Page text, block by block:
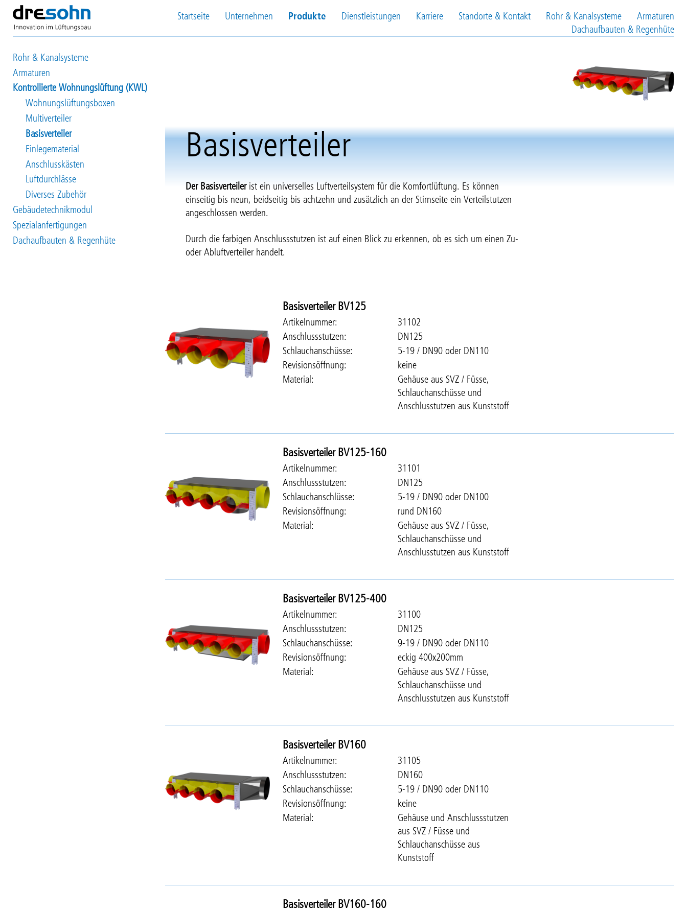
Direkt
zum
Inhalt
MainStartseite Unternehmen Produkte Dienstleistungen Karriere Standorte & Kontakt Rohr & Kanalsysteme
Armaturen
Dachaufbauten & Regenhüte
Produkte
Rohr & Kanalsysteme
Armaturen
Kontrollierte Wohnungslüftung (KWL)
Wohnungslüftungsboxen
Multiverteiler
Basisverteiler
Einlegematerial
Anschlusskästen
Luftdurchlässe
Diverses Zubehör
Gebäudetechnikmodul
Spezialanfertigungen
Dachaufbauten & Regenhüte
Basisverteiler
Der Basisverteilerist ein universelles Luftverteilsystem für die Komfortlüftung. Es können
einseitig bis neun, beidseitig bis achtzehn und zusätzlich an der Stirnseite ein Verteilstutzen
angeschlossen werden.
Durch die farbigen Anschlussstutzen ist auf einen Blick zu erkennen, ob es sich um einen Zu-
oder Abluftverteiler handelt.
Basisverteiler BV125
Artikelnummer
31102
Anschlussstutzen
DN125
Schlauchanschüsse
5-19 / DN90 oder DN110
Revisionsöffnung
keine
Material
Gehäuse aus SVZ / Füsse,
Schlauchanschüsse und
Anschlusstutzen aus Kunststoff
Basisverteiler BV125-160
Artikelnummer
31101
Anschlussstutzen
DN125
Schlauchanschlüsse
5-19 / DN90 oder DN100
Revisionsöffnung
rund DN160
Material
Gehäuse aus SVZ / Füsse,
Schlauchanschüsse und
Anschlusstutzen aus Kunststoff
Basisverteiler BV125-400
Artikelnummer
31100
Anschlussstutzen
DN125
Schlauchanschüsse
9-19 / DN90 oder DN110
Revisionsöffnung
eckig 400x200mm
Material
Gehäuse aus SVZ / Füsse,
Schlauchanschüsse und
Anschlusstutzen aus Kunststoff
Basisverteiler BV160
Artikelnummer
31105
Anschlussstutzen
DN160
Schlauchanschüsse
5-19 / DN90 oder DN110
Revisionsöffnung
keine
Material
Gehäuse und Anschlussstutzen
aus SVZ / Füsse und
Schlauchanschüsse aus
Kunststoff
Basisverteiler BV160-160